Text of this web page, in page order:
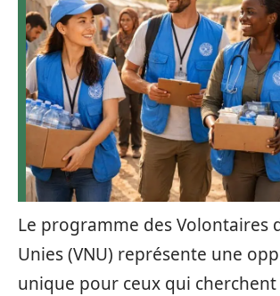
Le programme des Volontaires
Unies (VNU) représente une
unique pour ceux qui cherchent